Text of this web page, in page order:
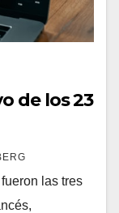
de los 23
fueron las tres